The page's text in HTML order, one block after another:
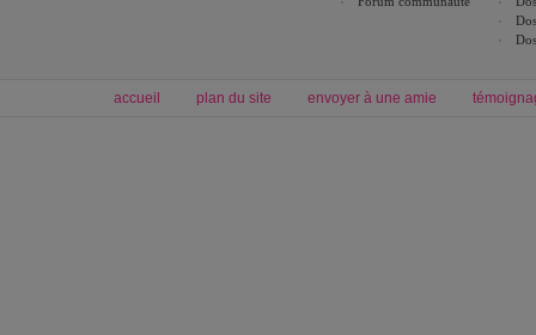
accueil plan du site envoyer à une amie